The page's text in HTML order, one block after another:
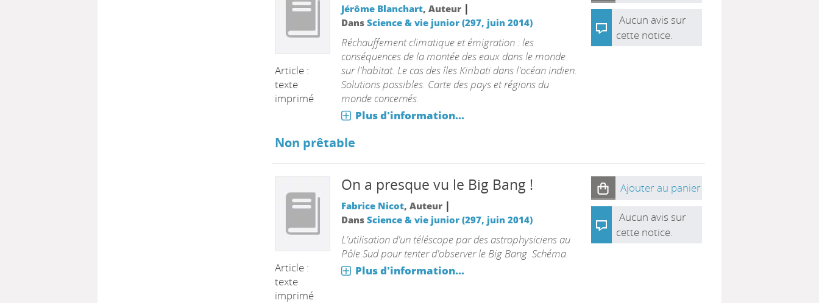
Article :
texte
imprimé
Jérôme Blanchart, Auteur |
Dans Science & vie junior (297, juin 2014)
Réchauffement climatique et émigration : les
conséquences de la montée des eaux dans le monde
sur l'habitat. Le cas des îles Kiribati dans l'océan indien.
Solutions possibles. Carte des pays et régions du
monde concernés.
Plus d'information...
Aucun avis sur
cette notice.
Non prêtable
Article :
texte
imprimé
On a presque vu le Big Bang !
Fabrice Nicot, Auteur |
Dans Science & vie junior (297, juin 2014)
L'utilisation d'un téléscope par des astrophysiciens au
Pôle Sud pour tenter d'observer le Big Bang. Schéma.
Plus d'information...
Ajouter au panier
Aucun avis sur
cette notice.